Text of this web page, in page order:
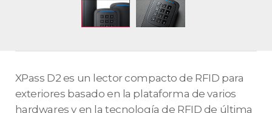
XPass D2 es un lector compacto de RFID para
exteriores basado en la plataforma de varios
hardwares y en la tecnología de RFID de última